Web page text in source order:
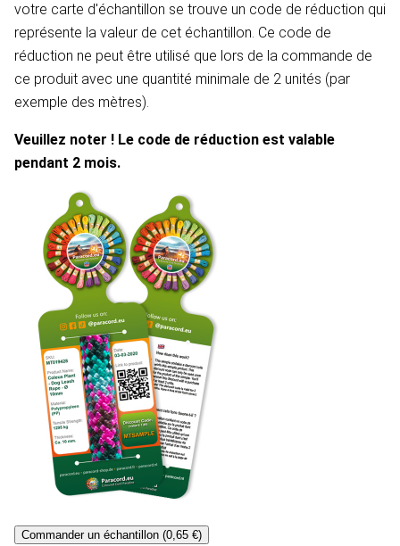
votre carte d'échantillon se trouve un code de réduction qui
représente la valeur de cet échantillon. Ce code de
réduction ne peut être utilisé que lors de la commande de
ce produit avec une quantité minimale de 2 unités (par
exemple des mètres).
Veuillez noter ! Le code de réduction est valable
pendant 2 mois.
Commander un échantillon (0,65 €)